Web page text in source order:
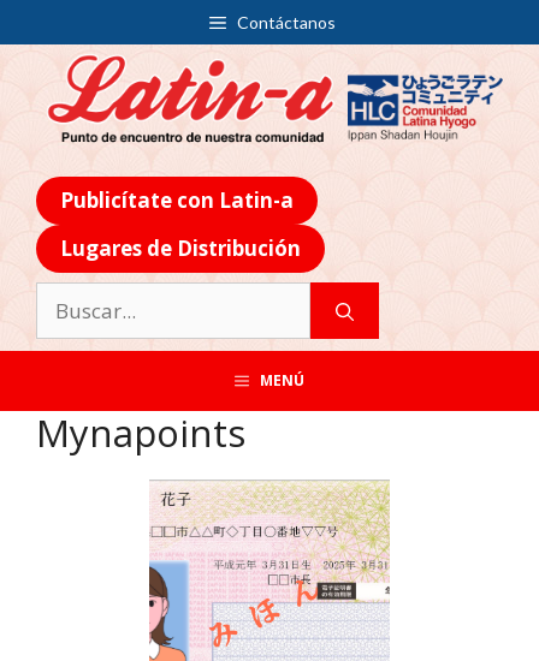
Contáctanos
Publicítate con Latin-a
Lugares de Distribución
MENÚ
Mynapoints